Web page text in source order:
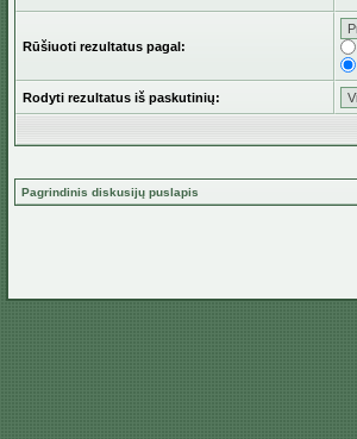
Rūšiuoti rezultatus pagal:
Rodyti rezultatus iš paskutinių:
Pagrindinis diskusijų puslapis